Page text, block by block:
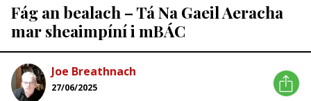
Fág an bealach – Tá Na Gaeil Aeracha
mar sheaimpíní i mBÁC
Joe Breathnach
27/06/2025